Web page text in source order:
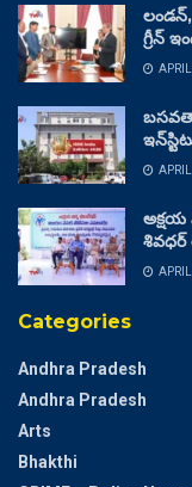
గ్రీన్
అక్షయ
శివధర్
Categories
Andhra Pradesh
Andhra Pradesh
Arts
Bhakthi